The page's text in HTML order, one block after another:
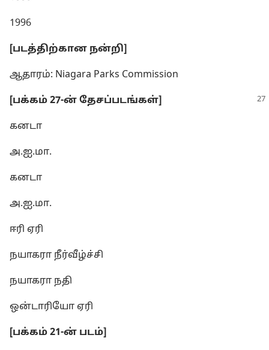
1996
[படத்திற்கான நன்றி]
ஆதாரம்: Niagara Parks Commission
[பக்கம் 27-ன் தேசப்படங்கள்]
கனடா
அ.ஐ.மா.
கனடா
அ.ஐ.மா.
ஈரி ஏரி
நயாகரா நீர்வீழ்ச்சி
நயாகரா நதி
ஒன்டாரியோ ஏரி
[பக்கம் 21-ன் படம்]